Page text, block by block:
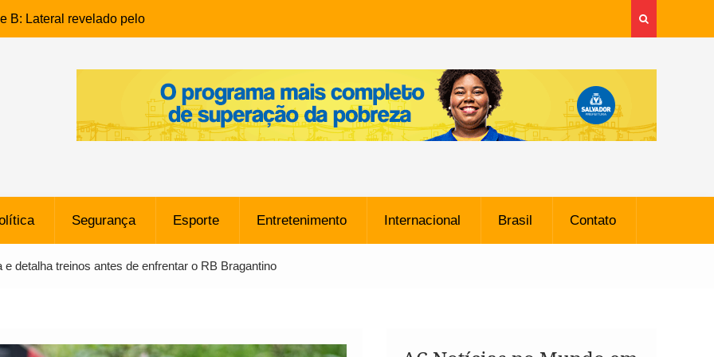
B: Lateral revelado pelo
do Novorizontino de
policial na Bahia prende 14
ligada a ‘Zói de Gato’, do
Freitas: Homem é
bairro Caji
Criminal: Influenciadora
Dívida de R$ 80 Milhões
Segurança Esporte Entretenimento Internacional Brasil Contato
detalha treinos antes de enfrentar o RB Bragantino